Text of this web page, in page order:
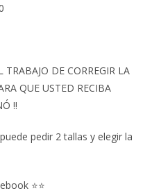
DE CORREGIR LA
QUE USTED RECIBA
‼️
pedir 2 tallas y elegir la
⭐⭐